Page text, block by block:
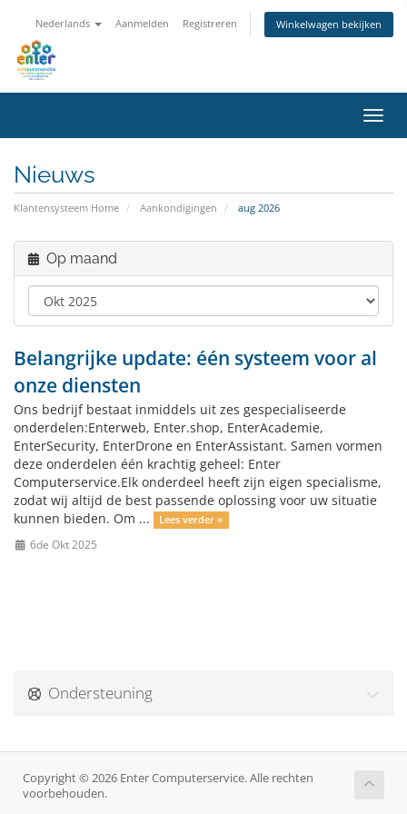
Nederlands Aanmelden Registreren Winkelwagen bekijken
Nieuws
Klantensysteem Home Aankondigingen aug 2026
Op maand
Belangrijke update: één systeem voor al
onze diensten
Ons bedrijf bestaat inmiddels uit zes gespecialiseerde
onderdelen:Enterweb, Enter.shop, EnterAcademie,
EnterSecurity, EnterDrone en EnterAssistant. Samen vormen
deze onderdelen één krachtig geheel: Enter
Computerservice.Elk onderdeel heeft zijn eigen specialisme,
zodat wij altijd de best passende oplossing voor uw situatie
kunnen bieden. Om ...
Lees verder »
6de Okt 2025
Ondersteuning
Copyright © 2026 Enter Computerservice. Alle rechten
voorbehouden.